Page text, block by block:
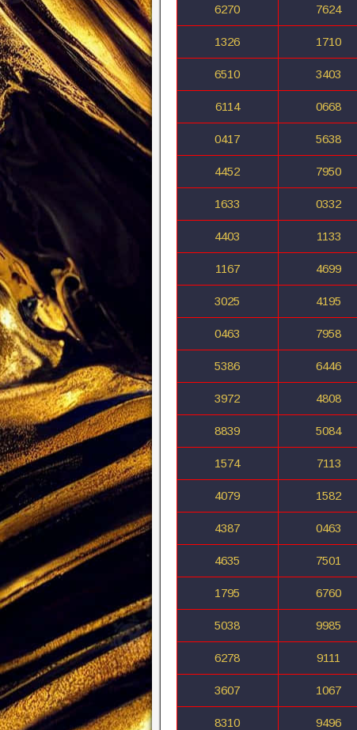
6270 7624
1326 1710
6510 3403
6114 0668
0417 5638
4452 7950
1633 0332
4403 1133
1167 4699
3025 4195
0463 7958
5386 6446
3972 4808
8839 5084
1574 7113
4079 1582
4387 0463
4635 7501
1795 6760
5038 9985
6278 9111
3607 1067
8310 9496